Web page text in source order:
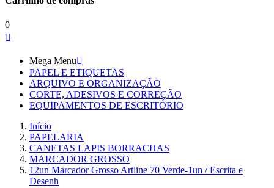
0

Mega Menu
PAPEL E ETIQUETAS
ARQUIVO E ORGANIZAÇÃO
CORTE, ADESIVOS E CORREÇÃO
EQUIPAMENTOS DE ESCRITÓRIO
Início
PAPELARIA
CANETAS LAPIS BORRACHAS
MARCADOR GROSSO
12un Marcador Grosso Artline 70 Verde-1un / Escrita e
Desenh